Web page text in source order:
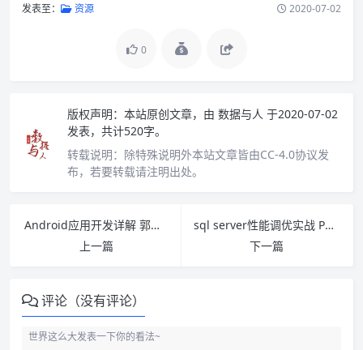
发表至： 资源 2020-07-02
0
版权声明： 本站原创文章，由 数据与人 于2020-07-02
发表，共计520字。
转载说明： 除特殊说明外本站文章皆由CC-4.0协议发
布，若要转载请注明出处。
Android应用开发详解 郭宏志著 PDF下载
上一篇
sql server性能调优实战 PDF下载
下一篇
评论（没有评论）